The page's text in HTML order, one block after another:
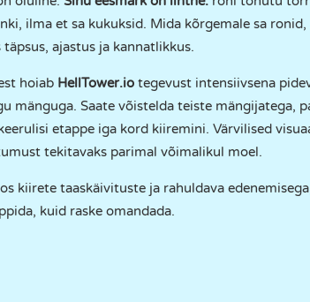
ilma et sa kukuksid. Mida kõrgemale sa ronid,
ajastus ja kannatlikkus.
hoiab HellTower.io tegevust intensiivsena
Saate võistelda teiste mängijatega,
etappe iga kord kiiremini. Värvilised
tekitavaks parimal võimalikul moel.
kiirete taaskäivituste ja rahuldava
kuid raske omandada.